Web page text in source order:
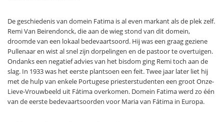
De geschiedenis van domein Fatima is al even markant als de plek zelf.
Remi Van Beirendonck, die aan de wieg stond van dit domein,
droomde van een lokaal bedevaartsoord. Hij was een graag geziene
Pullenaar en wist al snel zijn dorpelingen en de pastoor te overtuigen.
Ondanks een negatief advies van het bisdom ging Remi toch aan de
slag. In 1933 was het eerste plantsoen een feit. Twee jaar later liet hij
met de hulp van enkele Portugese priesterstudenten een groot Onze-
Lieve-Vrouwbeeld uit Fátima overkomen. Domein Fatima werd zo één
van de eerste bedevaartsoorden voor Maria van Fátima in Europa.